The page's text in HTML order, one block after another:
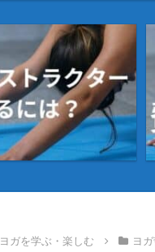
ヨガを学ぶ・楽しむ ヨ